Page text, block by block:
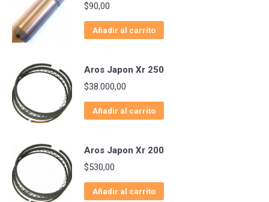
$90,00
Añadir al carrito
Aros Japon Xr 250
$38.000,00
Añadir al carrito
Aros Japon Xr 200
$530,00
Añadir al carrito